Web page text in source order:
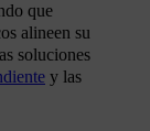
que
alineen su
soluciones
y las